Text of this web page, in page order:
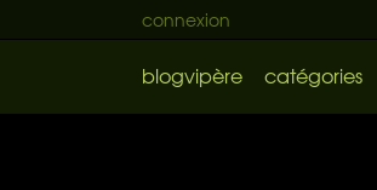
connexion
blogvipère catégories